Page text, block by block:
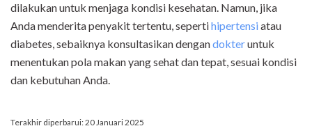
dilakukan untuk menjaga kondisi kesehatan. Namun, jika
Anda menderita penyakit tertentu, sepertihipertensiatau
diabetes, sebaiknya konsultasikan dengandokteruntuk
menentukan pola makan yang sehat dan tepat, sesuai kondisi
dan kebutuhan Anda.
Terakhir diperbarui: 20 Januari 2025